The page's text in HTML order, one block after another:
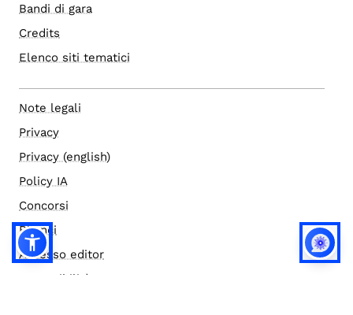
Bandi di gara
Credits
Elenco siti tematici
Note legali
Privacy
Privacy (english)
Policy IA
Concorsi
Bilanci
Accesso editor
Accessibilità